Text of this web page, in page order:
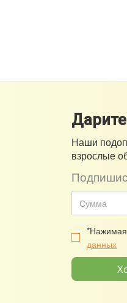
Наши
взрослые
*Нажимая
данных